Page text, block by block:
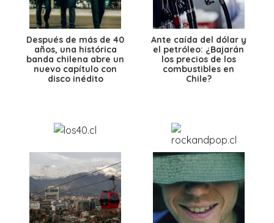
Después de más de 40
años, una histórica
banda chilena abre un
nuevo capítulo con
disco inédito
Ante caída del dólar y
el petróleo: ¿Bajarán
los precios de los
combustibles en
Chile?